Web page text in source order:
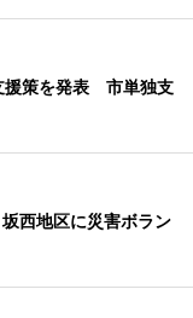
援策を発表 市単独支
西地区に災害ボラン